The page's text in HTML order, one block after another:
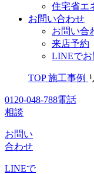
住宅省エ
お問い合わせ
お問い合
来店予約
LINEで
TOP 施工事例
0120-048-788電話
相談
お問い
合わせ
LINEで